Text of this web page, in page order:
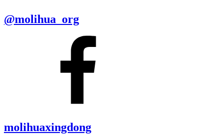
@molihua_org
molihuaxingdong